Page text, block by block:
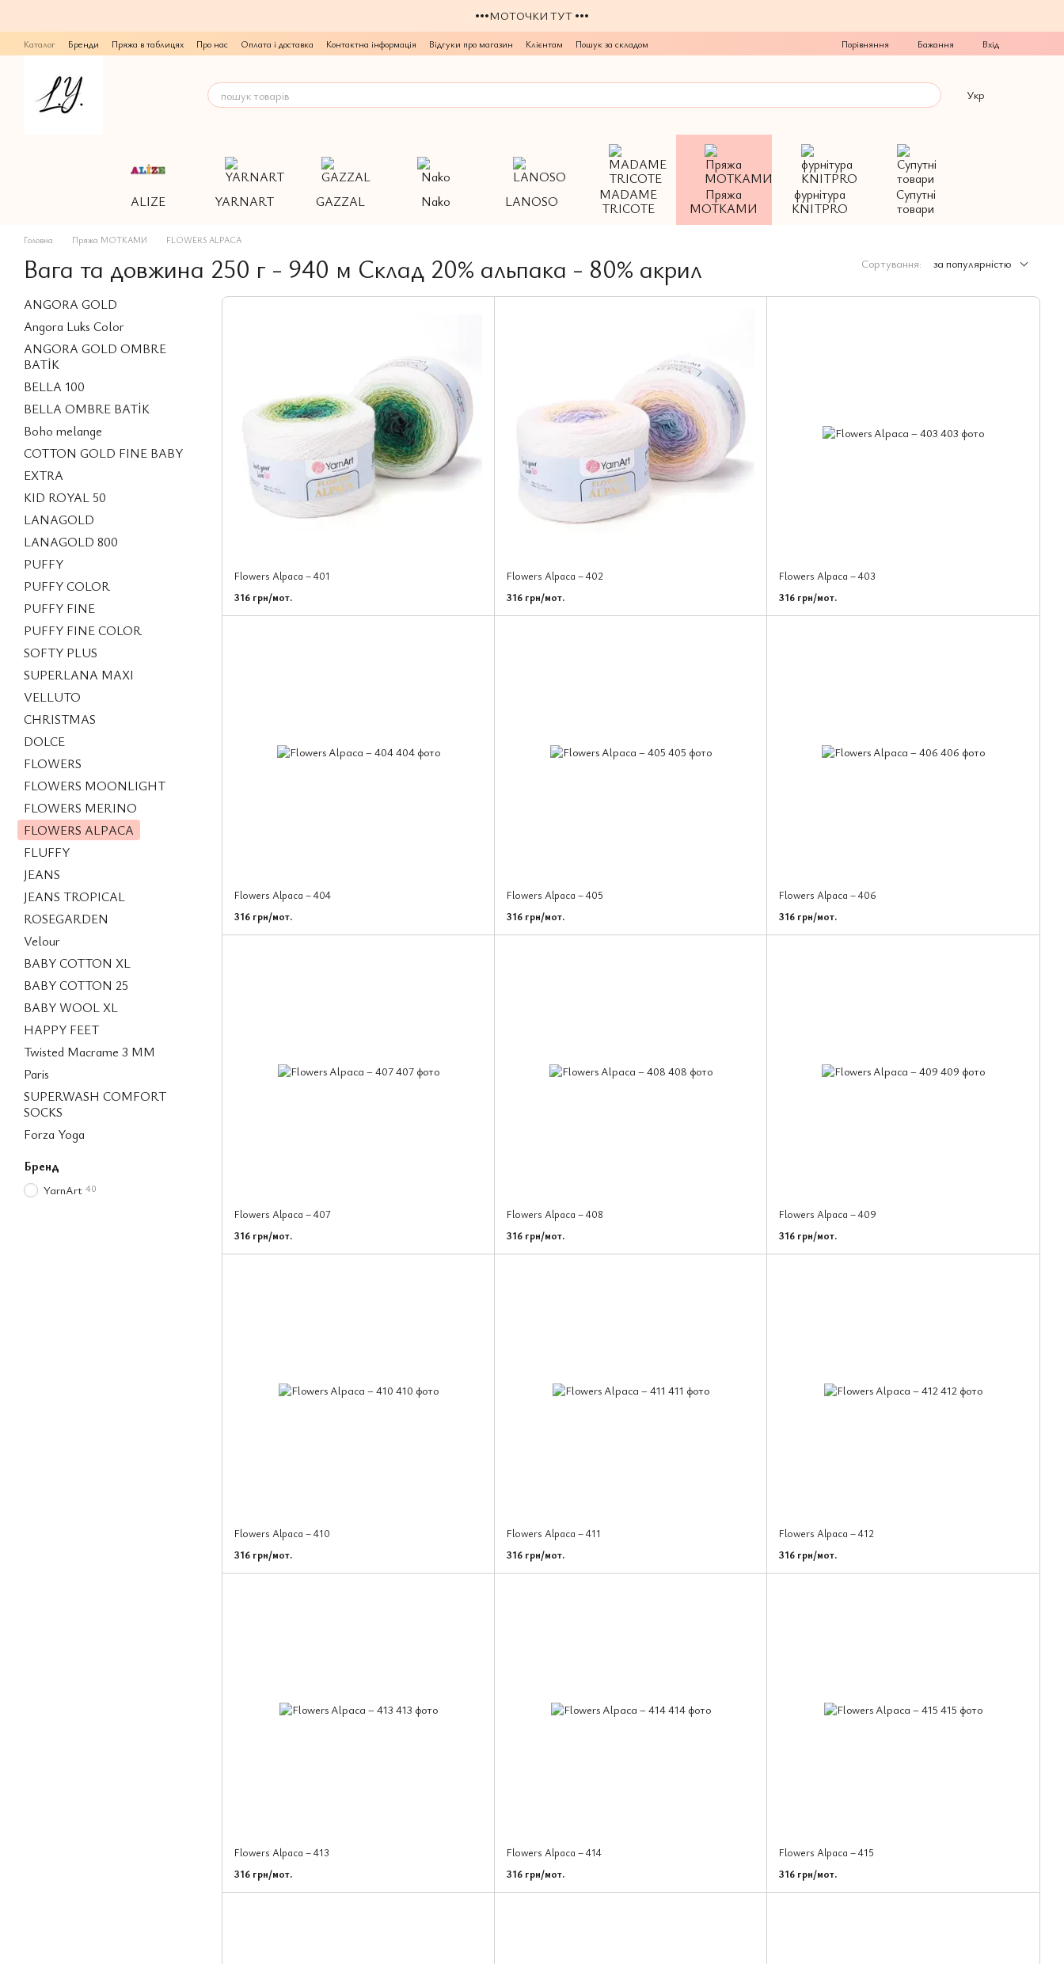
•••МОТОЧКИ ТУТ •••
Каталог Бренди Пряжа в таблицях Про нас Оплата і доставка Контактна інформація Відгуки про магазин Клієнтам Пошук за складом Порівняння Бажання Вхід
Укр
ALIZE YARNART GAZZAL Nako LANOSO
MADAME
TRICOTE
Пряжа
МОТКАМИ
фурнітура
KNITPRO
Супутні
товари
Головна Пряжа МОТКАМИ FLOWERS ALPACA
Вага та довжина 250 г - 940 м Склад 20% альпака - 80% акрил Сортування: за популярністю
Flowers Alpaca – 401
316 грн/мот.
Flowers Alpaca – 402
316 грн/мот.
Flowers Alpaca – 403
316 грн/мот.
Flowers Alpaca – 404
316 грн/мот.
Flowers Alpaca – 405
316 грн/мот.
Flowers Alpaca – 406
316 грн/мот.
Flowers Alpaca – 407
316 грн/мот.
Flowers Alpaca – 408
316 грн/мот.
Flowers Alpaca – 409
316 грн/мот.
Flowers Alpaca – 410
316 грн/мот.
Flowers Alpaca – 411
316 грн/мот.
Flowers Alpaca – 412
316 грн/мот.
Flowers Alpaca – 413
316 грн/мот.
Flowers Alpaca – 414
316 грн/мот.
Flowers Alpaca – 415
316 грн/мот.
ANGORA GOLD
Angora Luks Color
ANGORA GOLD OMBRE
BATİK
BELLA 100
BELLA OMBRE BATİK
Boho melange
COTTON GOLD FINE BABY
EXTRA
KID ROYAL 50
LANAGOLD
LANAGOLD 800
PUFFY
PUFFY COLOR
PUFFY FINE
PUFFY FINE COLOR
SOFTY PLUS
SUPERLANA MAXI
VELLUTO
CHRISTMAS
DOLCE
FLOWERS
FLOWERS MOONLIGHT
FLOWERS MERINO
FLOWERS ALPACA
FLUFFY
JEANS
JEANS TROPICAL
ROSEGARDEN
Velour
BABY COTTON XL
BABY COTTON 25
BABY WOOL XL
HAPPY FEET
Twisted Macrame 3 MM
Paris
SUPERWASH COMFORT
SOCKS
Forza Yoga
Бренд
YarnArt 40